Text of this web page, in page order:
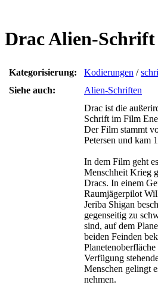
Drac Alien-Schrift
Kategorisierung: Kodierungen /
Siehe auch:
Alien-Schriften
Drac ist die
Schrift im Film
Der Film stammt
Petersen und kam
In dem Film geht
Menschheit Krieg
Dracs. In einem
Raumjägerpilot
Jeriba Shigan
gegenseitig zu
sind, auf dem
beiden Feinden
Verfügung
Menschen gelingt
nehmen.